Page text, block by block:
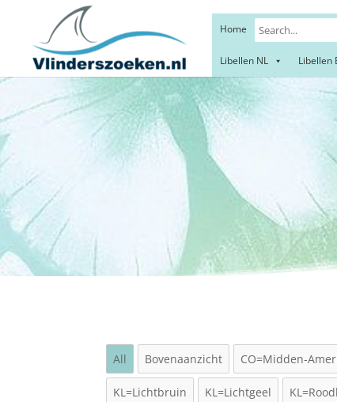
Home
Libellen NL Libellen
All Bovenaanzicht CO=Midden-
KL=Lichtbruin KL=Lichtgeel